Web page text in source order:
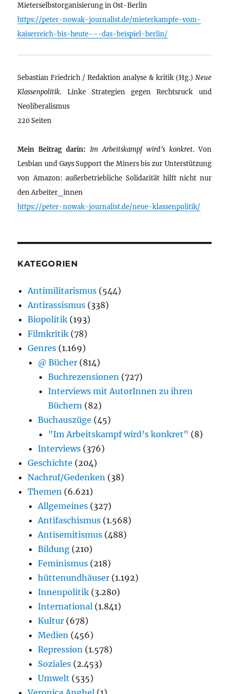
Mieterselbstorganisierung in Ost-Berlin
https://peter-nowak-journalist.de/mieterkampfe-vom-
kaiserreich-bis-heute-–-das-beispiel-berlin/
Sebastian Friedrich / Redaktion analyse & kritik (Hg.) Neue
Klassenpolitik. Linke Strategien gegen Rechtsruck und
Neoliberalismus
220 Seiten
Mein Beitrag darin: Im Arbeitskampf wird’s konkret. Von
Lesbian und Gays Support the Miners bis zur Unterstützung
von Amazon: außerbetriebliche Solidarität hilft nicht nur
den Arbeiter_innen
https://peter-nowak-journalist.de/neue-klassenpolitik/
KATEGORIEN
Antimilitarismus (544)
Antirassismus (338)
Biopolitik (193)
Filmkritik (78)
Genres (1.169)
@ Bücher (814)
Buchrezensionen (727)
Interviews mit AutorInnen zu ihren
Büchern (82)
Buchauszüge (45)
"Im Arbeitskampf wird’s konkret" (8)
Interviews (376)
Geschichte (204)
Nachruf/Gedenken (38)
Themen (6.621)
Allgemeines (327)
Antifaschismus (1.568)
Antisemitismus (488)
Bildung (210)
Feminismus (218)
hüttenundhäuser (1.192)
Innenpolitik (3.280)
International (1.841)
Kultur (678)
Medien (456)
Repression (1.578)
Soziales (2.453)
Umwelt (535)